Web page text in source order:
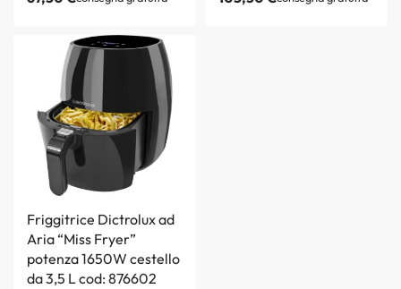
Friggitrice Dictrolux ad
Aria “Miss Fryer”
potenza 1650W cestello
da 3,5 L cod: 876602